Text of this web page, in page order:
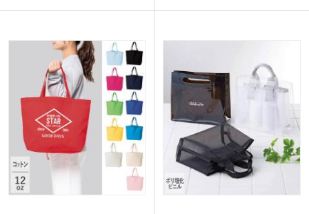
チュラル志向の方にもおすすめの商品で
たくさん荷物のある日に大活躍!印刷面
も大きいので、お店のロゴなどばっちり
アピールできますね。おしゃれなシャン
ブリック生地で、他と差のつくオリジナ
ルバッグを作ってみませんか。
使用しているので、ナチュラル思考の方
ルなトートバッグは、名入れも映えます
ね。コットンとは一味違うシャンブリッ
クで、ワンランク上のオリジナルバッグ
を作ってみませんか。